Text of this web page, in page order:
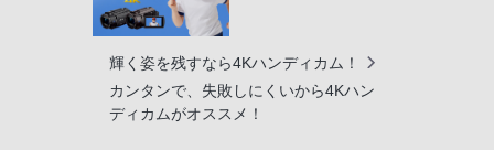
輝く姿を残すなら4Kハンディカム！
カンタンで、失敗しにくいから4Kハン
ディカムがオススメ！